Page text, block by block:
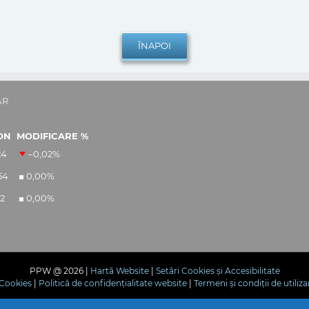
MODIFICARE %
–0,02%
0,00%
0,00%
PPW @ 2026 | Hartă Website| Setări Cookies și Accesibilitate
Politică de confidențialitate website Termeni și condiții de